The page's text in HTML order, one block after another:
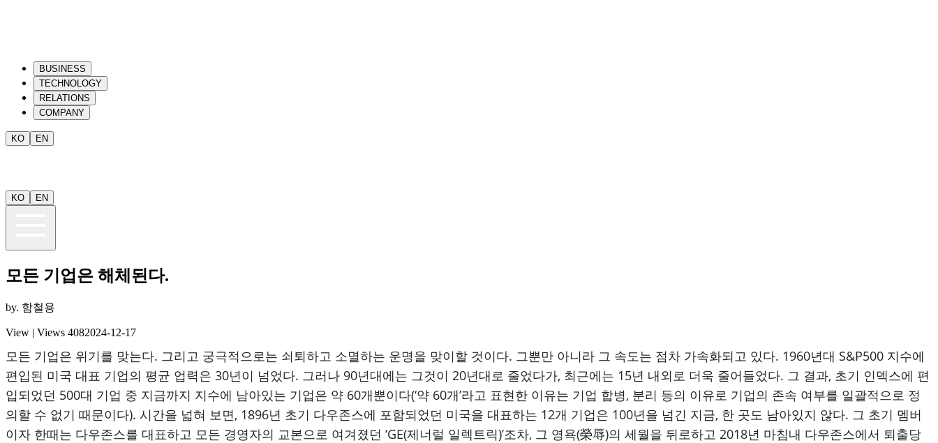
BUSINESS
TECHNOLOGY
RELATIONS
COMPANY
KO EN
KO EN
모든 기업은 해체된다.
by. 함철용
View | Views 4082024-12-17
모든 기업은 위기를 맞는다. 그리고 궁극적으로는 쇠퇴하고 소멸하는 운명을 맞이할 것이다. 그뿐만 아니라 그 속도는 점차 가속화되고 있다. 1960년대 S&P500 지수에
편입된 미국 대표 기업의 평균 업력은 30년이 넘었다. 그러나 90년대에는 그것이 20년대로 줄었다가, 최근에는 15년 내외로 더욱 줄어들었다. 그 결과, 초기 인덱스에 편
입되었던 500대 기업 중 지금까지 지수에 남아있는 기업은 약 60개뿐이다(‘약 60개’라고 표현한 이유는 기업 합병, 분리 등의 이유로 기업의 존속 여부를 일괄적으로 정
의할 수 없기 때문이다). 시간을 넓혀 보면, 1896년 초기 다우존스에 포함되었던 미국을 대표하는 12개 기업은 100년을 넘긴 지금, 한 곳도 남아있지 않다. 그 초기 멤버
이자 한때는 다우존스를 대표하고 모든 경영자의 교본으로 여겨졌던 ‘GE(제너럴 일렉트릭)’조차, 그 영욕(榮辱)의 세월을 뒤로하고 2018년 마침내 다우존스에서 퇴출당